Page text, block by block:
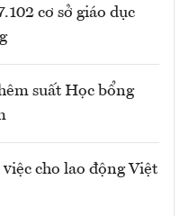
cơ sở giáo dục
suất Học bổng
cho lao động Việt